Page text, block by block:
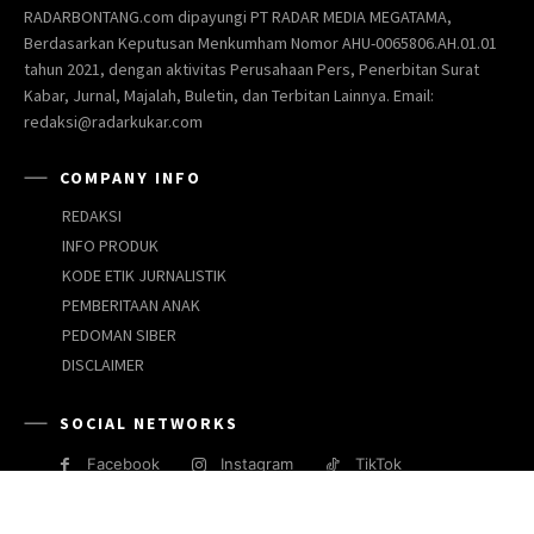
RADARBONTANG.com dipayungi PT RADAR MEDIA MEGATAMA,
Berdasarkan Keputusan Menkumham Nomor AHU-0065806.AH.01.01
tahun 2021, dengan aktivitas Perusahaan Pers, Penerbitan Surat
Kabar, Jurnal, Majalah, Buletin, dan Terbitan Lainnya. Email:
redaksi@radarkukar.com
COMPANY INFO
REDAKSI
INFO PRODUK
KODE ETIK JURNALISTIK
PEMBERITAAN ANAK
PEDOMAN SIBER
DISCLAIMER
SOCIAL NETWORKS
Facebook Instagram TikTok